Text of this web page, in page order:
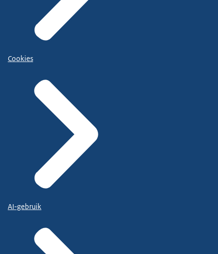
Cookies
AI-gebruik